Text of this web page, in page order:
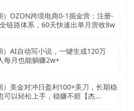
）OZON跨境电商0-1掘金营：注册-
链路体系，60天快速出单月营收8w
）AI自动写小说，一键生成120万
每月也能躺赚2w+
）美金对冲日盈利100+美刀，长期稳
可以轻松上手，稳赚不赔【杰…